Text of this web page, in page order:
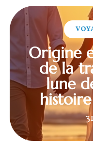
Origine
de la
lune